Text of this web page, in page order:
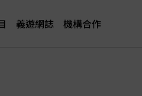
義遊網誌 機構合作